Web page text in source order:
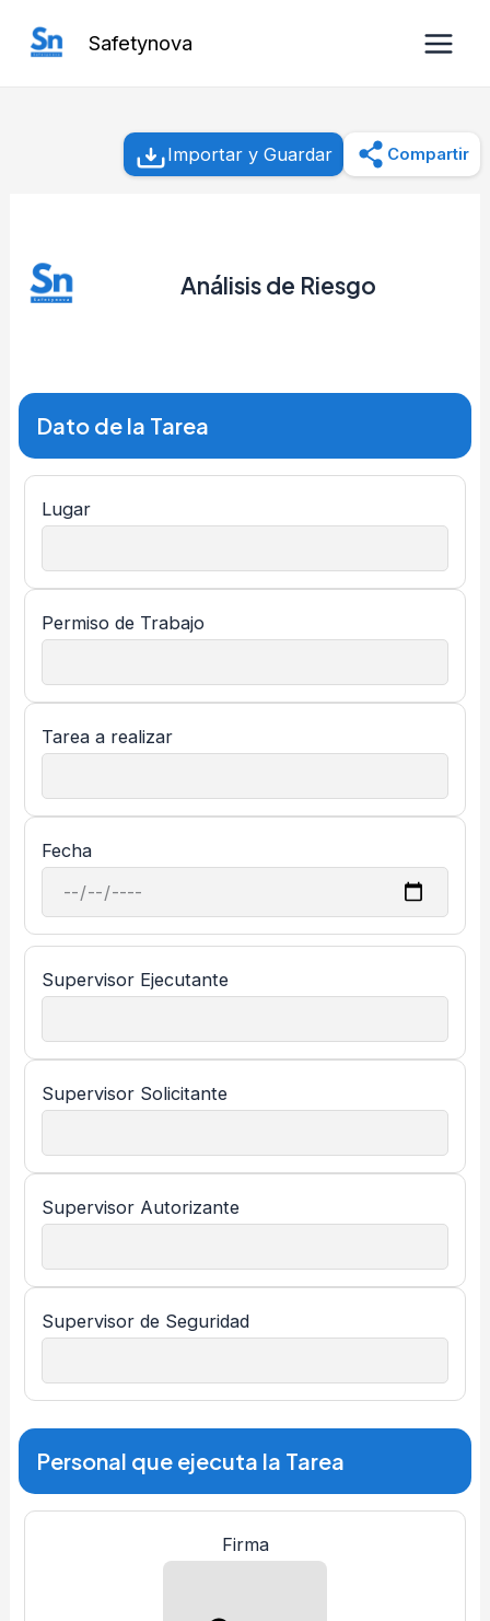
Safetynova
Importar y Guardar Compartir
Análisis de Riesgo
Dato de la Tarea
Lugar
Permiso de Trabajo
Tarea a realizar
Fecha
Supervisor Ejecutante
Supervisor Solicitante
Supervisor Autorizante
Supervisor de Seguridad
Personal que ejecuta la Tarea
Firma